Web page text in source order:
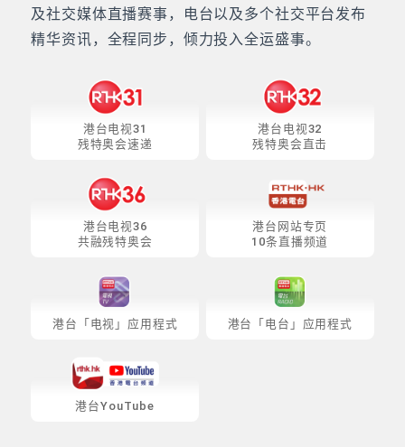
及社交媒体直播赛事，电台以及多个社交平台发布
精华资讯，全程同步，倾力投入全运盛事。
港台电视31
残特奥会速递
港台电视32
残特奥会直击
港台电视36
共融残特奥会
港台网站专页
10条直播频道
港台「电视」应用程式 港台「电台」应用程式
港台YouTube